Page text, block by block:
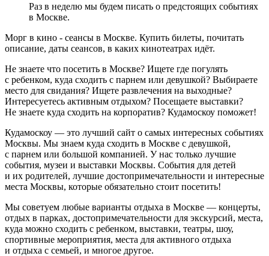
Раз в неделю мы будем писать о предстоящих событиях
в Москве.
Морг в кино - сеансы в Москве. Купить билеты, почитать
описание, даты сеансов, в каких кинотеатрах идёт.
Не знаете что посетить в Москве? Ищете где погулять
с ребенком, куда сходить с парнем или девушкой? Выбираете
место для свидания? Ищете развлечения на выходные?
Интересуетесь активным отдыхом? Посещаете выставки?
Не знаете куда сходить на корпоратив? Кудамоскоу поможет!
Кудамоскоу — это лучший сайт о самых интересных событиях
Москвы. Мы знаем куда сходить в Москве с девушкой,
с парнем или большой компанией. У нас только лучшие
события, музеи и выставки Москвы. События для детей
и их родителей, лучшие достопримечательности и интересные
места Москвы, которые обязательно стоит посетить!
Мы советуем любые варианты отдыха в Москве — концерты,
отдых в парках, достопримечательности для экскурсий, места,
куда можно сходить с ребенком, выставки, театры, шоу,
спортивные мероприятия, места для активного отдыха
и отдыха с семьей, и многое другое.